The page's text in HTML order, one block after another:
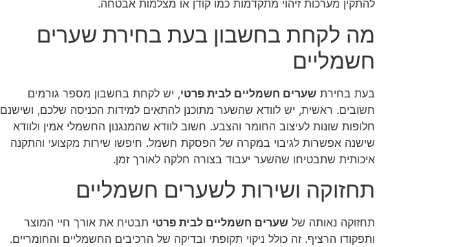
להתקין מערכות זיהוי מתקדמות כמו קודן או מצלמות אבטחה.
מה לקחת בחשבון בעת בחירת שערים
חשמליים
בעת בחירת שערים חשמליים לבית פרטי, יש לקחת בחשבון מספר גורמים
חשובים. ראשית, יש לוודא שהשער מתוכנן להתאים למידות הכניסה שלכם, ושישנם
חלופות שונות לעיצוב החומר והצבע. חשוב לוודא שהמנגנון החשמלי אמין ולוודא
שישנה אפשרות לגיבוי במקרה של הפסקת חשמל. חיפשו שירות מקצועי והתקנה
איכותית שתבטיחו שהשער יעבוד בצורה חלקה לאורך זמן.
תחזוקה ושירות לשערים חשמליים
תחזוקה נאותה של שערים חשמליים לבית פרטי תבטיח את אורך חיי המוצר
ותפקודו הרציף. זה כולל ניקוי תקופתי ובדיקה של הרכיבים החשמליים והחומריים.